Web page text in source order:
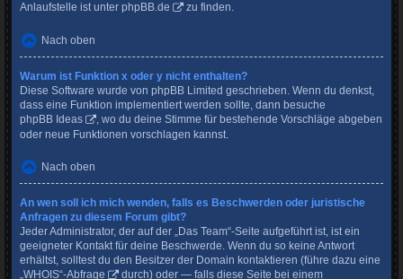
Anlaufstelle ist unter phpBB.de zu finden.
Nach oben
Warum ist Funktion x oder y nicht enthalten?
Diese Software wurde von phpBB Limited geschrieben. Wenn du denkst,
dass eine Funktion implementiert werden sollte, dann besuche
phpBB Ideas
, wo du deine Stimme für bestehende Vorschläge abgeben
oder neue Funktionen vorschlagen kannst.
Nach oben
An wen soll ich mich wenden, falls es Beschwerden oder juristische
Anfragen zu diesem Forum gibt?
Jeder Administrator, der auf der „Das Team“-Seite aufgeführt ist, ist ein
geeigneter Kontakt für deine Beschwerde. Wenn du so keine Antwort
erhältst, solltest du den Besitzer der Domain kontaktieren (führe dazu eine
„WHOIS“-Abfrage
durch) oder — falls diese Seite bei einem